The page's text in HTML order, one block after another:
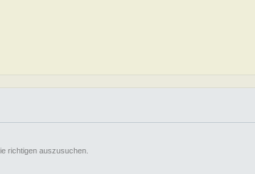
richtigen auszusuchen.